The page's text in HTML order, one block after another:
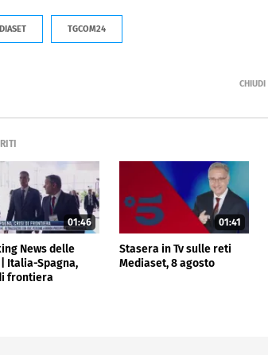
TGCOM24
01:46
News delle
Italia-Spagna,
frontiera
01:41
Stasera in Tv sulle reti
Mediaset, 8 agosto